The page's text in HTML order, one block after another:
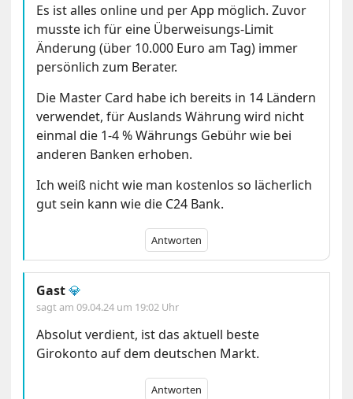
Es ist alles online und per App möglich. Zuvor
musste ich für eine Überweisungs-Limit
Änderung (über 10.000 Euro am Tag) immer
persönlich zum Berater.
Die Master Card habe ich bereits in 14 Ländern
verwendet, für Auslands Währung wird nicht
einmal die 1-4 % Währungs Gebühr wie bei
anderen Banken erhoben.
Ich weiß nicht wie man kostenlos so lächerlich
gut sein kann wie die C24 Bank.
Antworten
Gast💎
sagt am09.04.24 um 19:02 Uhr
Absolut verdient, ist das aktuell beste
Girokonto auf dem deutschen Markt.
Antworten